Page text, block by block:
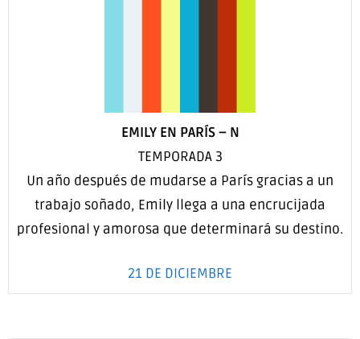
EMILY EN PARÍS–N
TEMPORADA 3
Un año después de mudarse a París gracias a un
trabajo soñado, Emily llega a una encrucijada
profesional y amorosa que determinará su destino.
21 DE DICIEMBRE